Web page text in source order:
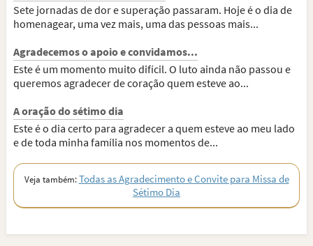
Sete jornadas de dor e superação passaram. Hoje é o dia de
homenagear, uma vez mais, uma das pessoas mais...
Agradecemos o apoio e convidamos...
Este é um momento muito difícil. O luto ainda não passou e
queremos agradecer de coração quem esteve ao...
A oração do sétimo dia
Este é o dia certo para agradecer a quem esteve ao meu lado
e de toda minha família nos momentos de...
Veja também:Todas as Agradecimento e Convite para Missa de
Sétimo Dia